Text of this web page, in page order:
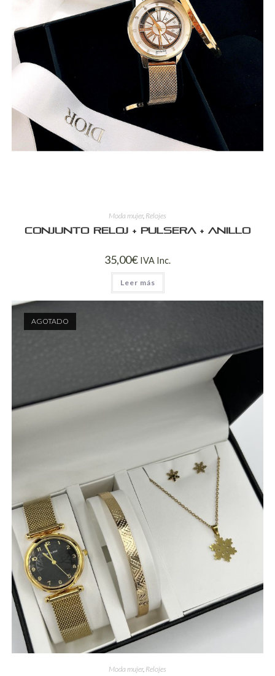
Moda mujer, Relojes
Conjunto reloj + pulsera + anillo
35,00€ IVA Inc.
Leer más
AGOTADO
Moda mujer, Relojes